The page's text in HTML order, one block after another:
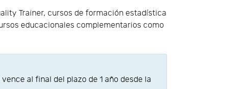
Trainer, cursos de formación estadística
educacionales complementarios como
al final del plazo de 1 año desde la